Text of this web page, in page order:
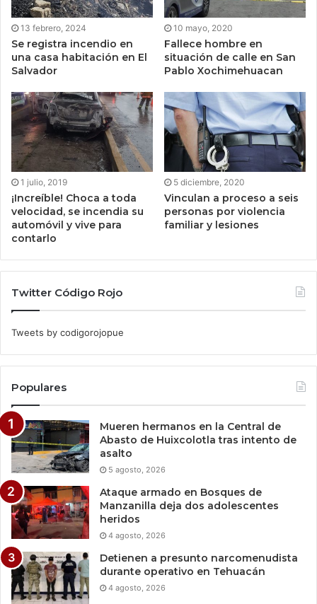
13 febrero, 2024
Se registra incendio en
una casa habitación en El
Salvador
10 mayo, 2020
Fallece hombre en
situación de calle en San
Pablo Xochimehuacan
1 julio, 2019
¡Increíble! Choca a toda
velocidad, se incendia su
automóvil y vive para
contarlo
5 diciembre, 2020
Vinculan a proceso a seis
personas por violencia
familiar y lesiones
Twitter Código Rojo
Tweets by codigorojopue
Populares
Mueren hermanos en la Central de
Abasto de Huixcolotla tras intento de
asalto
5 agosto, 2026
Ataque armado en Bosques de
Manzanilla deja dos adolescentes
heridos
4 agosto, 2026
Detienen a presunto narcomenudista
durante operativo en Tehuacán
4 agosto, 2026